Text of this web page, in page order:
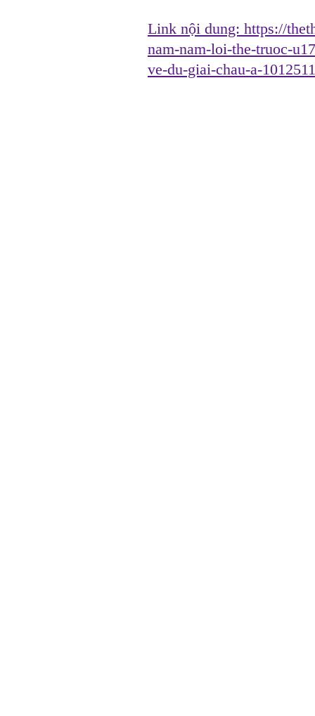
Link nội dung: https://
nam-nam-loi-the-truoc-
ve-du-giai-chau-a-